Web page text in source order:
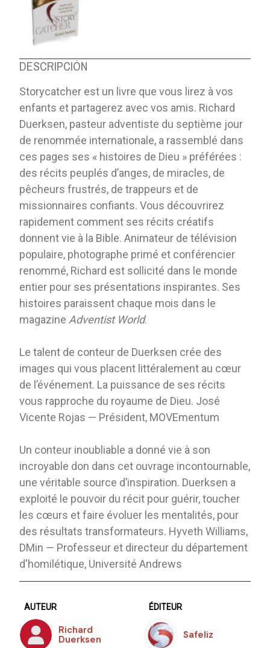
DESCRIPCIÓN
Storycatcher est un livre que vous lirez à vos
enfants et partagerez avec vos amis. Richard
Duerksen, pasteur adventiste du septième jour
de renommée internationale, a rassemblé dans
ces pages ses « histoires de Dieu » préférées :
des récits peuplés d’anges, de miracles, de
pêcheurs frustrés, de trappeurs et de
missionnaires confiants. Vous découvrirez
rapidement comment ses récits créatifs
donnent vie à la Bible. Animateur de télévision
populaire, photographe primé et conférencier
renommé, Richard est sollicité dans le monde
entier pour ses présentations inspirantes. Ses
histoires paraissent chaque mois dans le
magazine Adventist World.
Le talent de conteur de Duerksen crée des
images qui vous placent littéralement au cœur
de l’événement. La puissance de ses récits
vous rapproche du royaume de Dieu. José
Vicente Rojas — Président, MOVEmentum
Un conteur inoubliable a donné vie à son
incroyable don dans cet ouvrage incontournable,
une véritable source d’inspiration. Duerksen a
exploité le pouvoir du récit pour guérir, toucher
les cœurs et faire évoluer les mentalités, pour
des résultats transformateurs. Hyveth Williams,
DMin — Professeur et directeur du département
d'homilétique, Université Andrews
AUTEUR
Richard
Duerksen
ÉDITEUR
Safeliz